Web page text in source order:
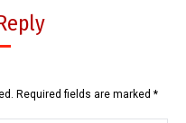
Required fields are marked *